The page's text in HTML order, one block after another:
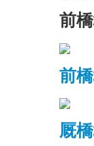
前
前
厩